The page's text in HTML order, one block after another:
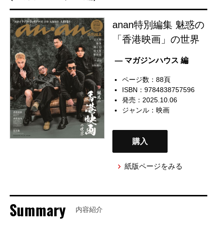
anan特別編集 魅惑の
「香港映画」の世界
— マガジンハウス 編
ページ数：88頁
ISBN：9784838757596
発売：2025.10.06
ジャンル：映画
購入
紙版ページをみる
Summary 内容紹介